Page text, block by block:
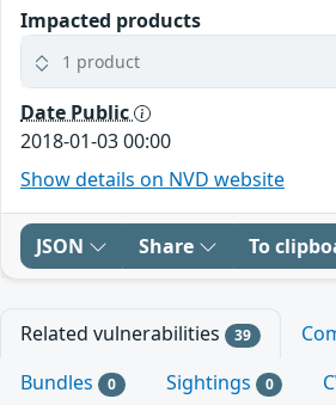
Impacted products
1 product
Date Public
2018-01-03 00:00
Show details on NVD website
JSON Share To
Related vulnerabilities 39
Bundles 0 Sightings 0